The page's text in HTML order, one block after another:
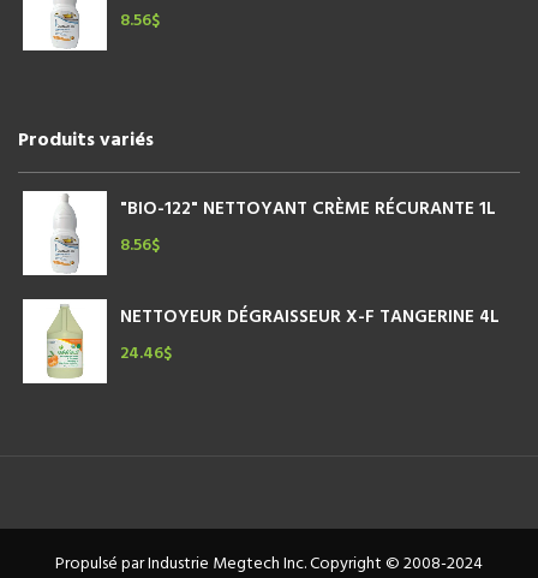
8.56$
Produits variés
"BIO-122" NETTOYANT CRÈME RÉCURANTE 1L
8.56$
NETTOYEUR DÉGRAISSEUR X-F TANGERINE 4L
24.46$
Propulsé par Industrie Megtech Inc. Copyright © 2008-2024